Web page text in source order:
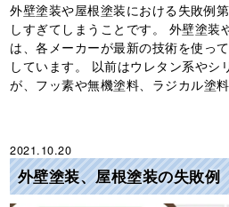
外壁塗装や屋根塗装における失敗例
しすぎてしまうことです。 外壁塗装
は、各メーカーが最新の技術を使っ
しています。 以前はウレタン系やシ
が、フッ素や無機塗料、ラジカル塗
2021.10.20
外壁塗装、屋根塗装の失敗